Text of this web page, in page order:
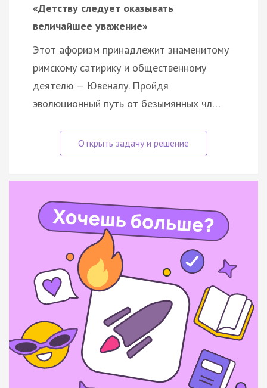
«Детству следует оказывать
величайшее уважение»
Этот афоризм принадлежит знаменитому
римскому сатирику и общественному
деятелю — Ювеналу. Пройдя
эволюционный путь от безымянных чл…